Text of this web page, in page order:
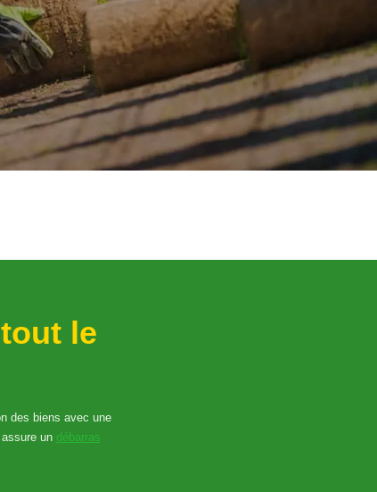
le
des biens avec une
un débarras